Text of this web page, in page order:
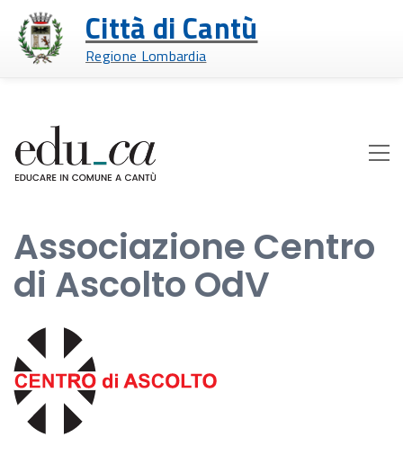
Città di Cantù
Regione Lombardia
Associazione Centro
di Ascolto OdV